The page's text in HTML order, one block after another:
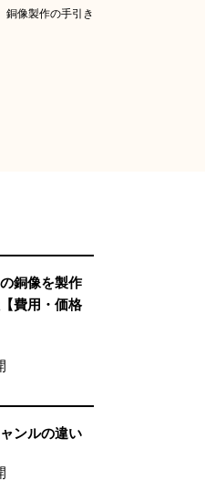
銅像製作の手引き
銅像を製作
費用・価格
ンルの違い